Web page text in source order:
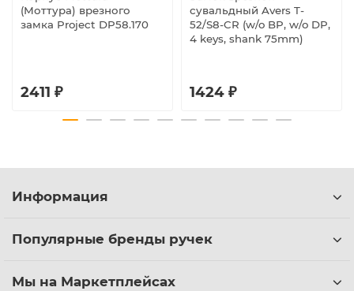
(Моттура) врезного
замка Project DP58.170
2411 ₽
сувальдный Avers T-
52/S8-CR (w/o BP, w/o DP,
4 keys, shank 75mm)
1424 ₽
Информация
Популярные бренды ручек
Мы на Маркетплейсах